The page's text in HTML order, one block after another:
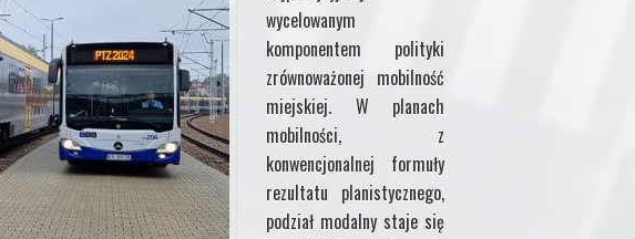
wycelowanym
komponentem polityki
zrównoważonej mobilność
miejskiej. W planach
mobilności, z
konwencjonalnej formuły
rezultatu planistycznego,
podział modalny staje się